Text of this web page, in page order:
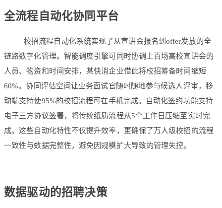
全流程自动化协同平台
校招流程自动化系统实现了从宣讲会报名到offer发放的全
链路数字化管理。智能调度引擎可同时协调上百场高校宣讲会的
人员、物资和时间安排，某快消企业借此将校招筹备时间缩短
60%。协同评估空间让业务面试官随时随地参与候选人评审，移
动端支持使95%的校招流程可在手机完成。自动化签约功能支持
电子三方协议签署，将传统纸质流程从5个工作日压缩至实时完
成。这些自动化特性不仅提升效率，更确保了万人级校招的流程
一致性与数据完整性，避免因规模扩大导致的管理失控。
数据驱动的招聘决策